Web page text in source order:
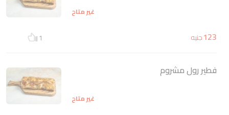
غير متاح
123جنيه 1
فطير رول مشروم
غير متاح